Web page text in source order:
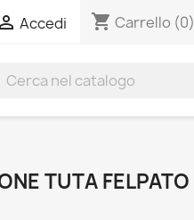
 Accedi shopping_cart Carrello (0)
TUTA FELPATO